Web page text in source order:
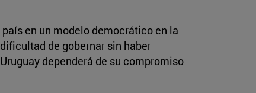
en un modelo democrático en la
de gobernar sin haber
dependerá de su compromiso